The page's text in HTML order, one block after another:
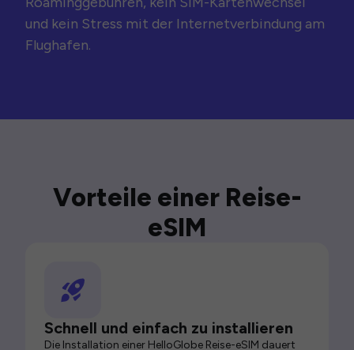
und kein Stress mit der Internetverbindung am
Flughafen.
Vorteile einer Reise-
eSIM
Schnell und einfach zu installieren
Die Installation einer HelloGlobe Reise-eSIM dauert